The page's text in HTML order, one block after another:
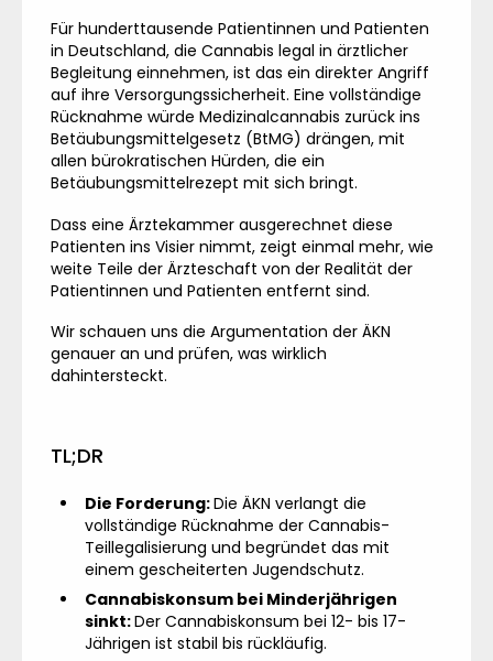
Für hunderttausende Patientinnen und Patienten
in Deutschland, die Cannabis legal in ärztlicher
Begleitung einnehmen, ist das ein direkter Angriff
auf ihre Versorgungssicherheit. Eine vollständige
Rücknahme würde Medizinalcannabis zurück ins
Betäubungsmittelgesetz (BtMG) drängen, mit
allen bürokratischen Hürden, die ein
Betäubungsmittelrezept mit sich bringt.
Dass eine Ärztekammer ausgerechnet diese
Patienten ins Visier nimmt, zeigt einmal mehr, wie
weite Teile der Ärzteschaft von der Realität der
Patientinnen und Patienten entfernt sind.
Wir schauen uns die Argumentation der ÄKN
genauer an und prüfen, was wirklich
dahintersteckt.
TL;DR
Die Forderung:Die ÄKN verlangt die
vollständige Rücknahme der Cannabis-
Teillegalisierung und begründet das mit
einem gescheiterten Jugendschutz.
Cannabiskonsum bei Minderjährigen
sinkt:Der Cannabiskonsum bei 12- bis 17-
Jährigen ist stabil bis rückläufig.